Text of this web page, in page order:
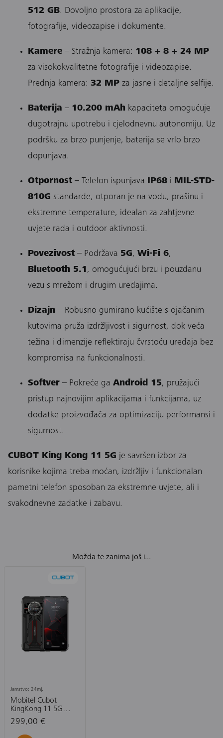
512 GB. Dovoljno prostora za aplikacije,
fotografije, videozapise i dokumente.
Kamere – Stražnja kamera: 108 + 8 + 24 MP
za visokokvalitetne fotografije i videozapise.
Prednja kamera: 32 MP za jasne i detaljne selfije.
Baterija – 10.200 mAh kapaciteta omogućuje
dugotrajnu upotrebu i cjelodnevnu autonomiju. Uz
podršku za brzo punjenje, baterija se vrlo brzo
dopunjava.
Otpornost – Telefon ispunjava IP68 i MIL-STD-
810G standarde, otporan je na vodu, prašinu i
ekstremne temperature, idealan za zahtjevne
uvjete rada i outdoor aktivnosti.
Povezivost – Podržava 5G, Wi-Fi 6,
Bluetooth 5.1 , omogućujući brzu i pouzdanu
vezu s mrežom i drugim uređajima.
Dizajn – Robusno gumirano kućište s ojačanim
kutovima pruža izdržljivost i sigurnost, dok veća
težina i dimenzije reflektiraju čvrstoću uređaja bez
kompromisa na funkcionalnosti.
Softver – Pokreće ga Android 15, pružajući
pristup najnovijim aplikacijama i funkcijama, uz
dodatke proizvođača za optimizaciju performansi i
sigurnost.
CUBOT King Kong 11 5G je savršen izbor za
korisnike kojima treba moćan, izdržljiv i funkcionalan
pametni telefon sposoban za ekstremne uvjete, ali i
svakodnevne zadatke i zabavu.
Možda te zanima još i...
Jamstvo: 24mj.
Mobitel Cubot
KingKong 11 5G
16/256GB
299,00 €